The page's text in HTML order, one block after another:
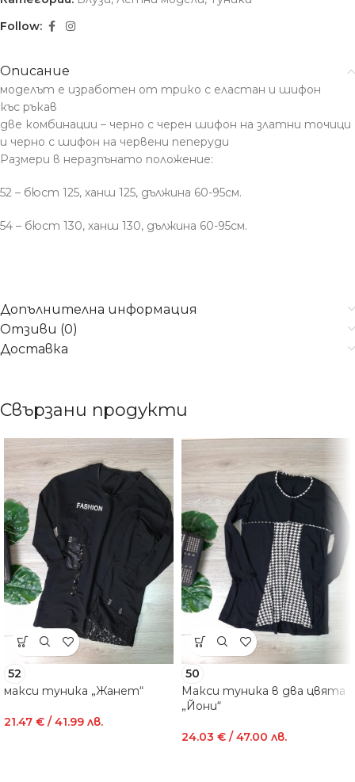
Follow:
Описание
моделът е изработен от трико с еластан и шифон
къс ръкав
две комбинации – черно с черен шифон на златни точици
и черно с шифон на червени пеперуди
Размери в неразпънато положение:
52 – бюст 125, ханш 125, дължина 60-95см.
54 – бюст 130, ханш 130, дължина 60-95см.
Допълнителна информация
Отзиви (0)
Доставка
Свързани продукти
52
макси туника „Жанет“
21.47 € / 41.99 лв.
50
Макси туника в два цвята
„Йони“
24.03 € / 47.00 лв.